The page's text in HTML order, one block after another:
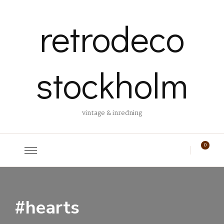
retrodeco
stockholm
vintage & inredning
0
#hearts